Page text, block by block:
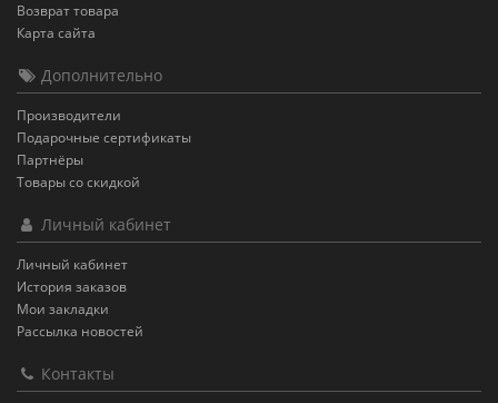
Возврат товара
Карта сайта
Дополнительно
Производители
Подарочные сертификаты
Партнёры
Товары со скидкой
Личный кабинет
Личный кабинет
История заказов
Мои закладки
Рассылка новостей
Контакты